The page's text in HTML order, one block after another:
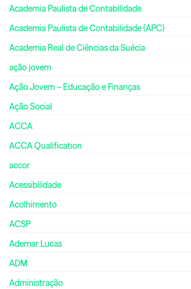
Academia Paulista de Contabilidade
Academia Paulista de Contabilidade (APC)
Academia Real de Ciências da Suécia
ação jovem
Ação Jovem – Educação e Finanças
Ação Social
ACCA
ACCA Qualification
accor
Acessibilidade
Acolhimento
ACSP
Ademar Lucas
ADM
Administração